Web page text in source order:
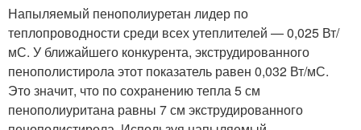
Напыляемый пенополиуретан лидер по
теплопроводности среди всех утеплителей — 0,025 Вт/
мС. У ближайшего конкурента, экструдированного
пенополистирола этот показатель равен 0,032 Вт/мС.
Это значит, что по сохранению тепла 5 см
пенополиуритана равны 7 см экструдированного